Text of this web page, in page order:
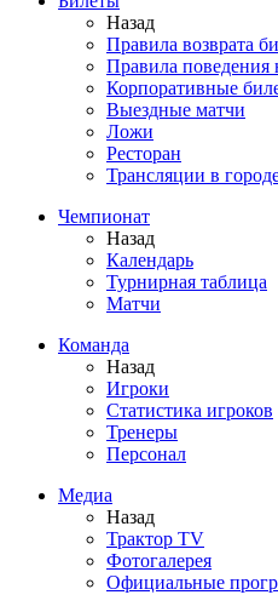
Назад
Правила возврата
Правила поведения
Корпоративные
Выездные матчи
Ложи
Ресторан
Трансляции в
Чемпионат
Назад
Календарь
Турнирная таблица
Матчи
Команда
Назад
Игроки
Статистика игроков
Тренеры
Персонал
Медиа
Назад
Трактор TV
Фотогалерея
Официальные